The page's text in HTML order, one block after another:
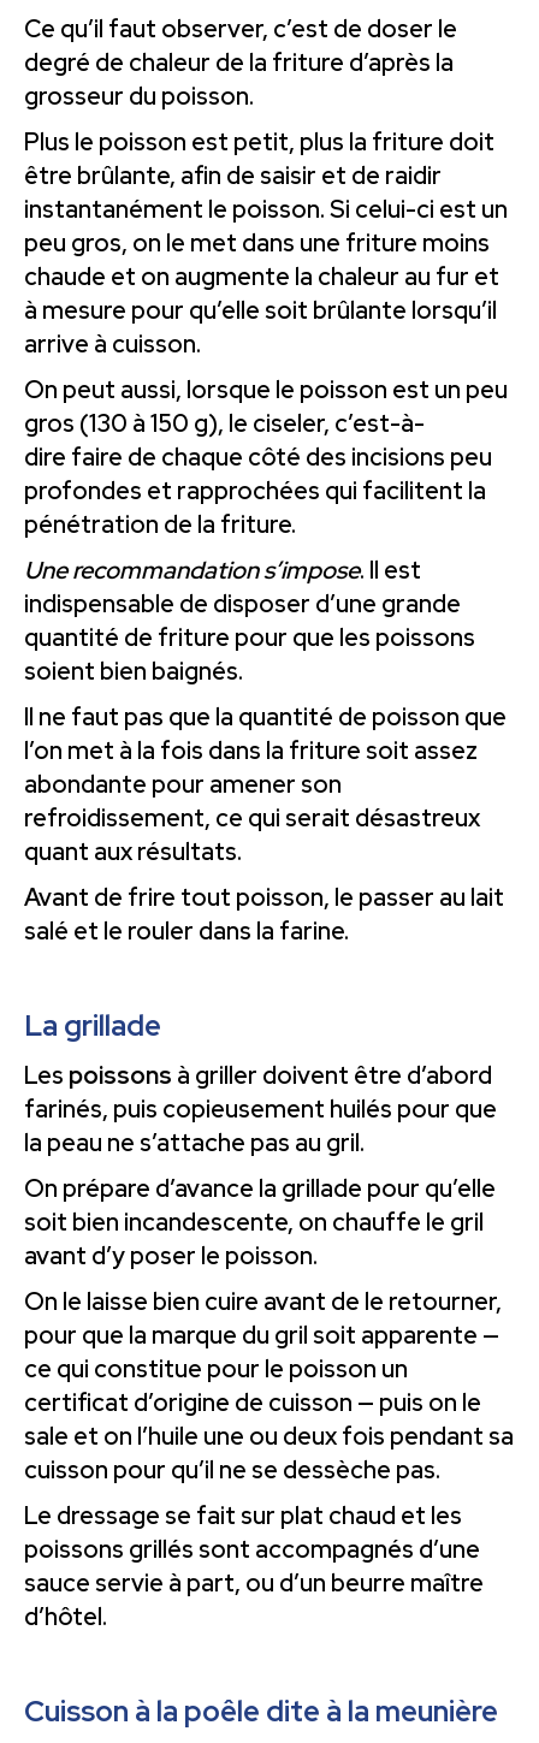
Ce qu’il faut observer, c’est de doser le
degré de chaleur de la friture d’après la
grosseur du poisson.
Plus le poisson est petit, plus la friture doit
être brûlante, afin de saisir et de raidir
instantanément le poisson. Si celui-ci est un
peu gros, on le met dans une friture moins
chaude et on augmente la chaleur au fur et
à mesure pour qu’elle soit brûlante lorsqu’il
arrive à cuisson.
On peut aussi, lorsque le poisson est un peu
gros (130 à 150 g), le ciseler, c’est-à-
dire faire de chaque côté des incisions peu
profondes et rapprochées qui facilitent la
pénétration de la friture.
Une recommandation s’impose. Il est
indispensable de disposer d’une grande
quantité de friture pour que les poissons
soient bien baignés.
Il ne faut pas que la quantité de poisson que
l’on met à la fois dans la friture soit assez
abondante pour amener son
refroidissement, ce qui serait désastreux
quant aux résultats.
Avant de frire tout poisson, le passer au lait
salé et le rouler dans la farine.
La grillade
Les poissons à griller doivent être d’abord
farinés, puis copieusement huilés pour que
la peau ne s’attache pas au gril.
On prépare d’avance la grillade pour qu’elle
soit bien incandescente, on chauffe le gril
avant d’y poser le poisson.
On le laisse bien cuire avant de le retourner,
pour que la marque du gril soit apparente —
ce qui constitue pour le poisson un
certificat d’origine de cuisson — puis on le
sale et on l’huile une ou deux fois pendant sa
cuisson pour qu’il ne se dessèche pas.
Le dressage se fait sur plat chaud et les
poissons grillés sont accompagnés d’une
sauce servie à part, ou d’un beurre maître
d’hôtel.
Cuisson à la poêle dite à la meunière